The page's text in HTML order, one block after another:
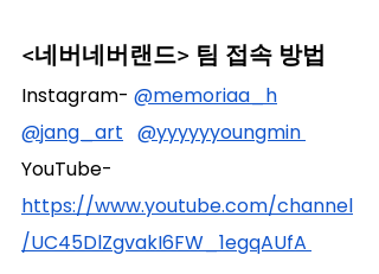
<네버네버랜드> 팀 접속 방법
Instagram- @memoriaa_h
@jang_art @yyyyyyoungmin
YouTube-
https://www.youtube.com/channel
/UC45DlZgvakI6FW_1egqAUfA